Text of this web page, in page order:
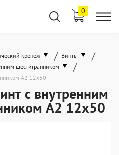
0
крепеж / Винты /
шестигранником /
А2 12х50
с внутренним
А2 12х50